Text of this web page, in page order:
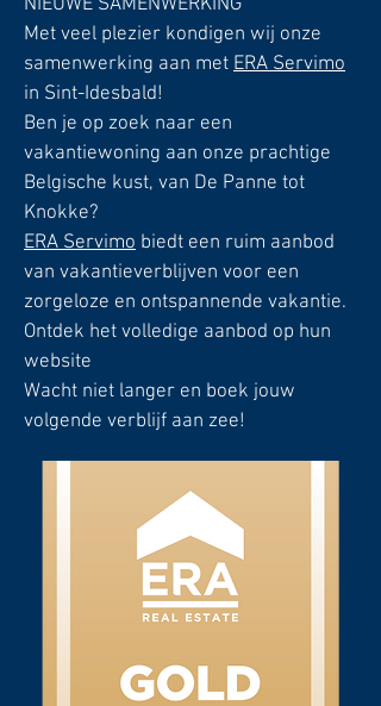
NIEUWE SAMENWERKING
Met veel plezier kondigen wij onze
samenwerking aan met ERA Servimo
in Sint-Idesbald!
Ben je op zoek naar een
vakantiewoning aan onze prachtige
Belgische kust, van De Panne tot
Knokke?
ERA Servimo biedt een ruim aanbod
van vakantieverblijven voor een
zorgeloze en ontspannende vakantie.
Ontdek het volledige aanbod op hun
website
Wacht niet langer en boek jouw
volgende verblijf aan zee!